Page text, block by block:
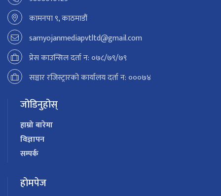
कामनपा ९, काठमाडौं
samyojanmediapvtltd@gmail.com
प्रेस काउन्सिल दर्ता न: ०७८/७९/७९
सञ्चार रजिस्ट्रारको कार्यालय दर्ता न: ०००७४
जोडिनुहोस्
हाम्रो बारेमा
विज्ञापन
सम्पर्क
होमपेज